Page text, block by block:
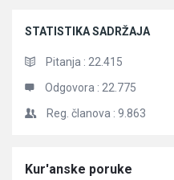
STATISTIKA SADRŽAJA
Pitanja : 22.415
Odgovora : 22.775
Reg. članova : 9.863
Članci
Kur'anske poruke